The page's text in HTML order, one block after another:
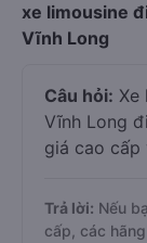
xe limousine
Vĩnh Long
Câu hỏi: Xe
Vĩnh Long
giá cao cấp
Trả lời: Nếu
cấp, các